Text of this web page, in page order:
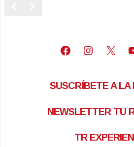
Facebook
X
SUSCRÍBETE A LA
NEWSLETTER TU
TR